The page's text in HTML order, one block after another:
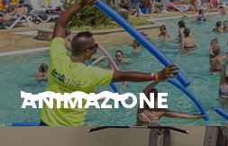
ANIMAZIONE